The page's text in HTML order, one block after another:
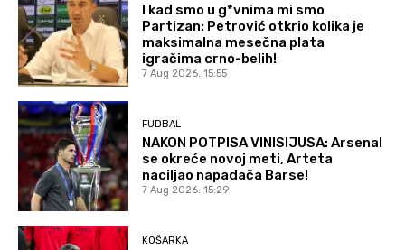
I kad smo u g*vnima mi smo
Partizan: Petrović otkrio kolika je
maksimalna mesečna plata
igračima crno-belih!
7 Aug 2026. 15:55
FUDBAL
NAKON POTPISA VINISIJUSA: Arsenal
se okreće novoj meti, Arteta
naciljao napadača Barse!
7 Aug 2026. 15:29
KOŠARKA